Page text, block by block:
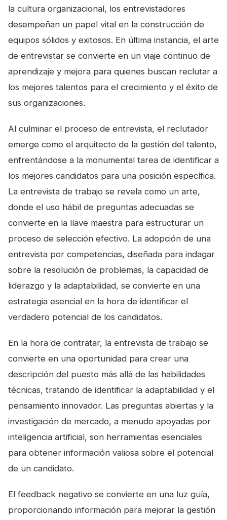
la cultura organizacional, los entrevistadores
desempeñan un papel vital en la construcción de
equipos sólidos y exitosos. En última instancia, el arte
de entrevistar se convierte en un viaje continuo de
aprendizaje y mejora para quienes buscan reclutar a
los mejores talentos para el crecimiento y el éxito de
sus organizaciones.
Al culminar el proceso de entrevista, el reclutador
emerge como el arquitecto de la gestión del talento,
enfrentándose a la monumental tarea de identificar a
los mejores candidatos para una posición específica.
La entrevista de trabajo se revela como un arte,
donde el uso hábil de preguntas adecuadas se
convierte en la llave maestra para estructurar un
proceso de selección efectivo. La adopción de una
entrevista por competencias, diseñada para indagar
sobre la resolución de problemas, la capacidad de
liderazgo y la adaptabilidad, se convierte en una
estrategia esencial en la hora de identificar el
verdadero potencial de los candidatos.
En la hora de contratar, la entrevista de trabajo se
convierte en una oportunidad para crear una
descripción del puesto más allá de las habilidades
técnicas, tratando de identificar la adaptabilidad y el
pensamiento innovador. Las preguntas abiertas y la
investigación de mercado, a menudo apoyadas por
inteligencia artificial, son herramientas esenciales
para obtener información valiosa sobre el potencial
de un candidato.
El feedback negativo se convierte en una luz guía,
proporcionando información para mejorar la gestión